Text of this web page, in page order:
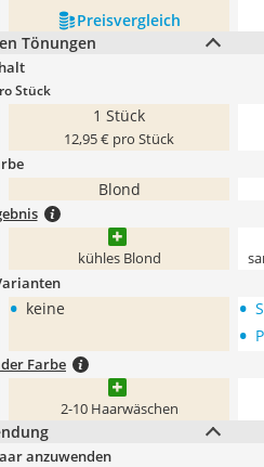
Preis­vergleich
Tönungen
Stück
1 Stück
12,95 € pro Stück
Blond
kühles Blond
• keine •
•
Farbe
2-10 Haarwäschen
anzuwenden